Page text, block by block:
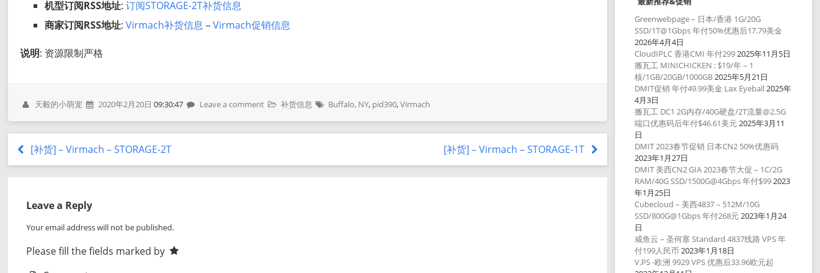
机型订阅RSS地址:订阅STORAGE-2T补货信息
商家订阅RSS地址:Virmach补货信息 –Virmach促销信息
说明: 资源限制严格
天毅的小萌宠 2020年2月20日 09:30:47 Leave a comment 补货信息 Buffalo, NY, pid390,Virmach
[补货] – Virmach – STORAGE-2T [补货] – Virmach – STORAGE-1T
Leave a Reply
Your email address will not be published.
Please fill the fields marked by
Greenwebpage – 日本/香港 1G/20G
SSD/1T@1Gbps 年付50%优惠后17.79美金
2026年4月4日
CloudIPLC 香港CMI 年付2992025年11月5日
搬瓦工 MINICHICKEN : $19/年 – 1
核/1GB/20GB/1000GB2025年5月21日
DMIT促销 年付49.99美金 Lax Eyeball 2025年
4月3日
搬瓦工 DC1 2G内存/40G硬盘/2T流量@2.5G
端口优惠码后年付$46.61美元2025年3月11
日
DMIT 2023春节促销 日本CN2 50%优惠码
2023年1月27日
DMIT 美西CN2 GIA 2023春节大促 – 1C/2G
RAM/40G SSD/1500G@4Gbps 年付$992023
年1月25日
Cubecloud – 美西4837 – 512M/10G
SSD/800G@1Gbps 年付268元2023年1月24
日
咸鱼云 – 圣何塞 Standard 4837线路 VPS 年
付199人民币 2023年1月18日
V.PS -欧洲 9929 VPS 优惠后33.96欧元起